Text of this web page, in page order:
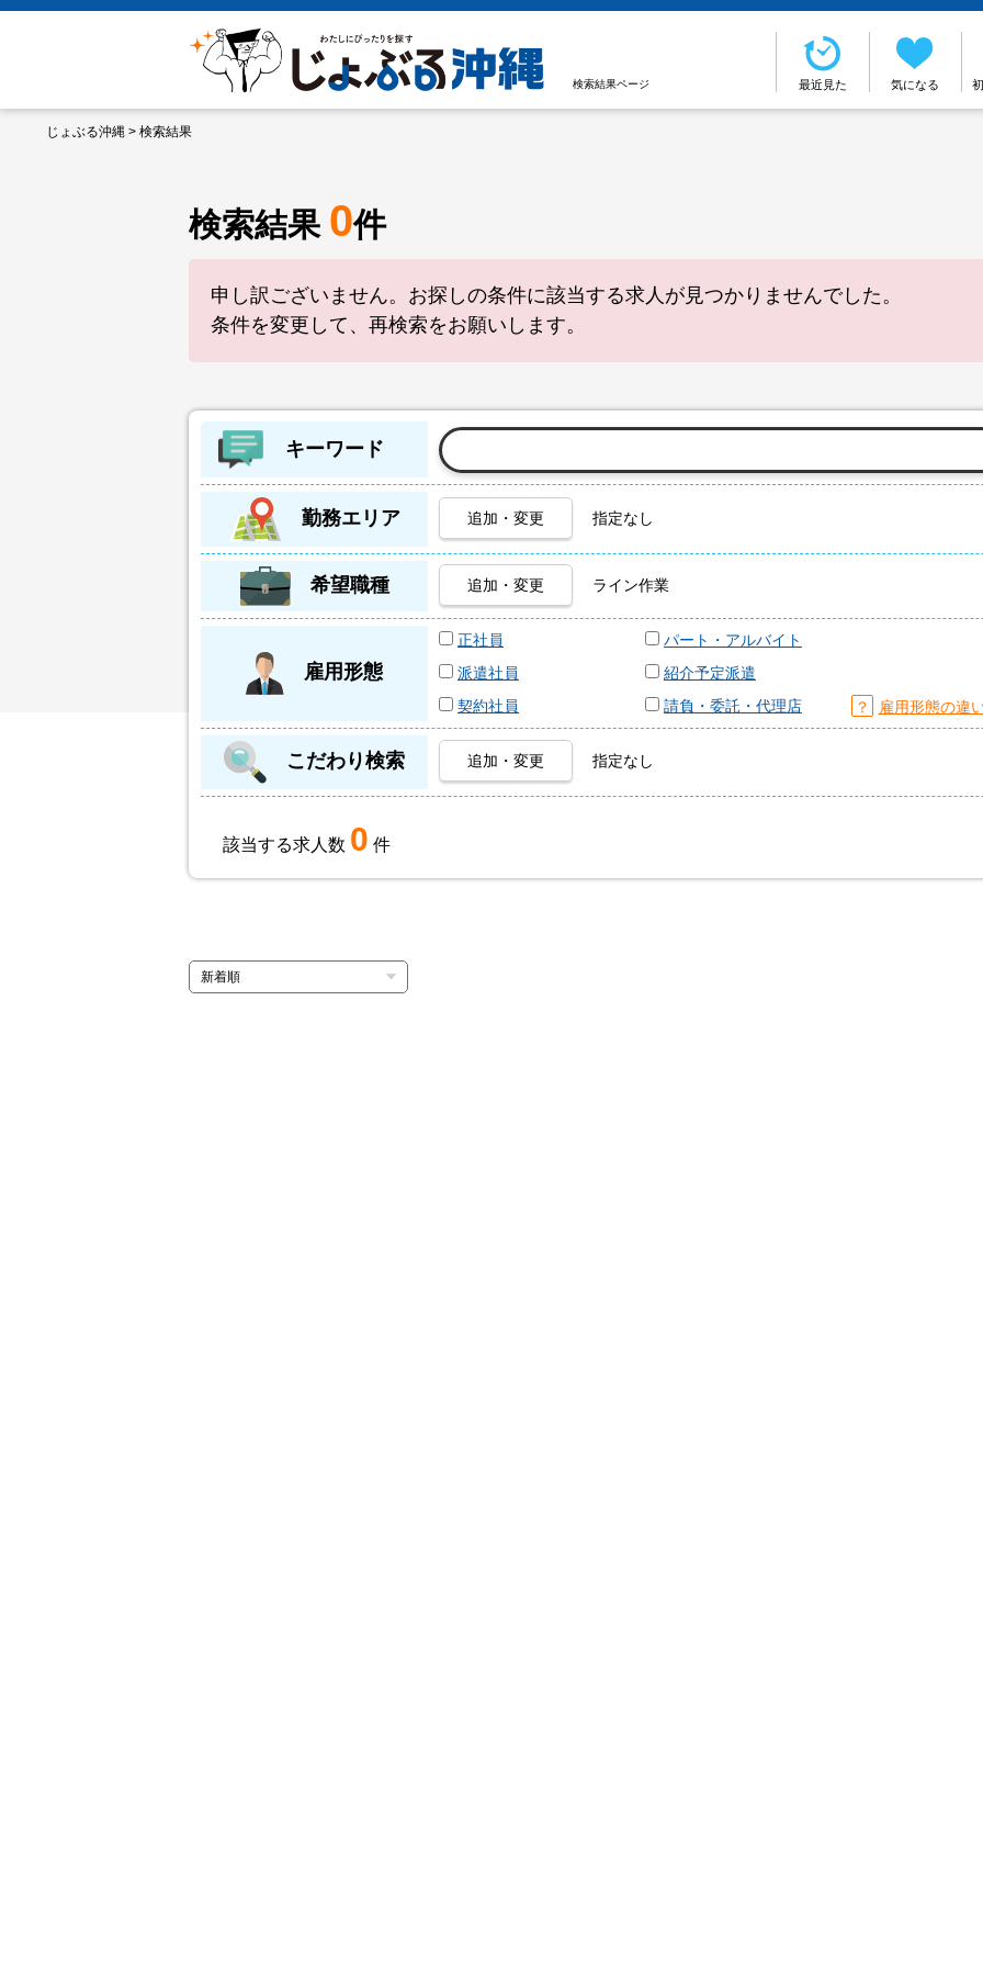
検索結果ページ 最近見た 気になる
じょぶる沖縄 > 検索結果
検索結果 0件
申し訳ございません。お探しの条件に該当する求人が見つかりませんでした。
条件を変更して、再検索をお願いします。
キーワード
勤務エリア 追加・変更 指定なし
希望職種 追加・変更 ライン作業
雇用形態
正社員
パート・アルバイト
派遣社員
紹介予定派遣
契約社員
請負・委託・代理店 ？ 雇用形態の違
こだわり検索 追加・変更 指定なし
該当する求人数 0 件